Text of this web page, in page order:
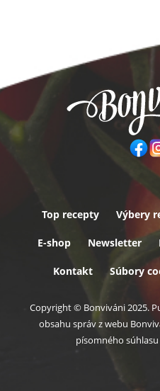
Top recepty Výbery
E-shop Newsletter
Kontakt Súbory
Copyright © Bonviváni 2025.
obsahu správ z webu
písomného